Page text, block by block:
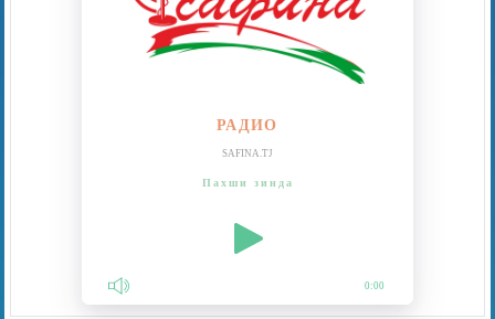
РАДИО
SAFINA.TJ
Пахши зинда
0:00